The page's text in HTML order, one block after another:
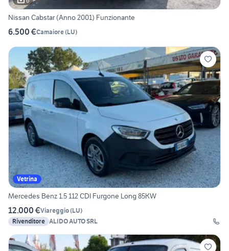
Nissan Cabstar (Anno 2001) Funzionante
6.500 €Camaiore(LU)
Vetrina
Mercedes Benz 1.5 112 CDI Furgone Long 85KW
12.000 €Viareggio(LU)
Rivenditore ALIDO AUTO SRL